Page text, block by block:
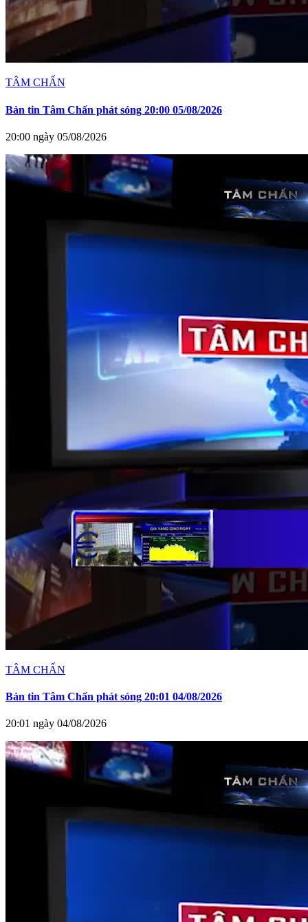
TÂM CHẤN
Bản tin Tâm Chấn phát sóng 20:00 05/08/2026
20:00 ngày 05/08/2026
TÂM CHẤN
Bản tin Tâm Chấn phát sóng 20:01 04/08/2026
20:01 ngày 04/08/2026